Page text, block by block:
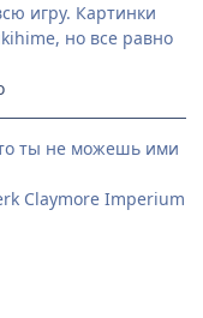
игру. Картинки
но все равно
ты не можешь ими
Claymore Imperium